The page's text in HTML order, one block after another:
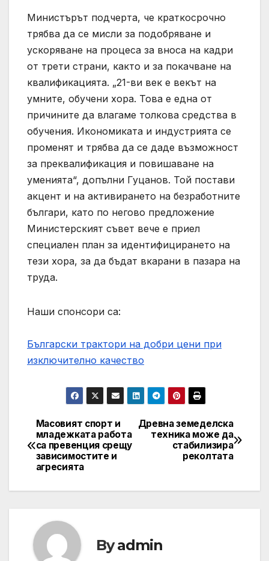
Министърът подчерта, че краткосрочно
трябва да се мисли за подобряване и
ускоряване на процеса за вноса на кадри
от трети страни, както и за покачване на
квалификацията. „21-ви век е векът на
умните, обучени хора. Това е една от
причините да влагаме толкова средства в
обучения. Икономиката и индустрията се
променят и трябва да се даде възможност
за преквалификация и повишаване на
уменията“, допълни Гуцанов. Той постави
акцент и на активирането на безработните
българи, като по негово предложение
Министерският съвет вече е приел
специален план за идентифицирането на
тези хора, за да бъдат вкарани в пазара на
труда.
Наши спонсори са:
Български трактори на добри цени при
изключително качество
Post
navigation
Древна земеделска
техника може да
стабилизира
реколтата
Масовият спорт и
младежката работа
са превенция срещу
зависимостите и
агресията
Byadmin